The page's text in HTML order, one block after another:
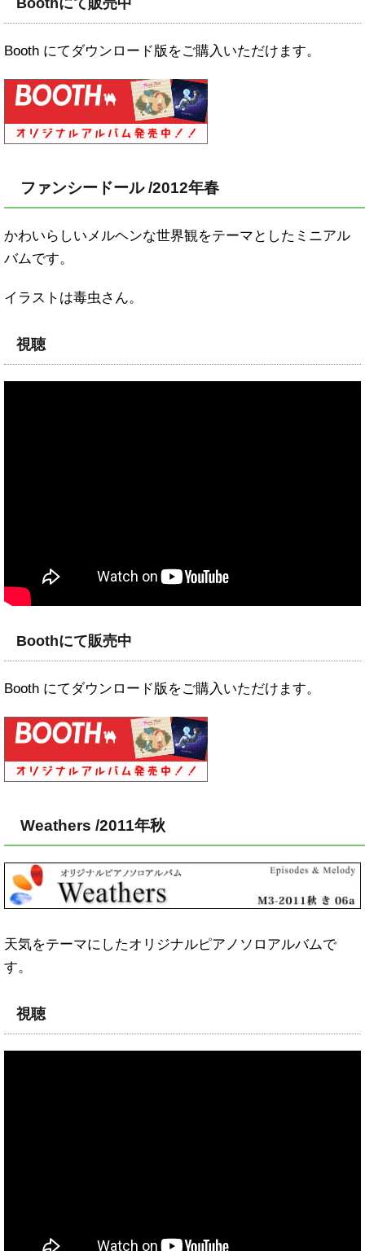
Boothにて販売中
Booth にてダウンロード版をご購入いただけます。
ファンシードール /2012年春
かわいらしいメルヘンな世界観をテーマとしたミニアル
バムです。
イラストは毒虫さん。
視聴
Boothにて販売中
Booth にてダウンロード版をご購入いただけます。
Weathers /2011年秋
天気をテーマにしたオリジナルピアノソロアルバムで
す。
視聴